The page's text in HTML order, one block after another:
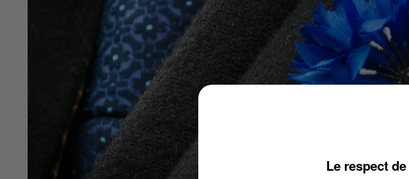
Le respect